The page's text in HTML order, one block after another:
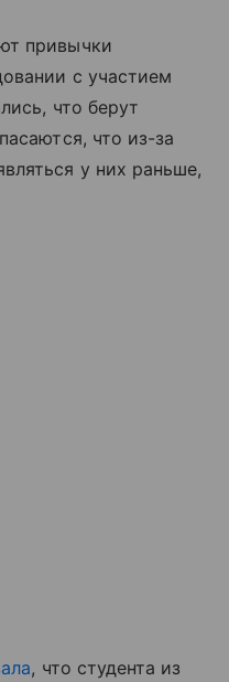
привычки
с участием
что берут
что из-за
у них раньше,
, что студента из